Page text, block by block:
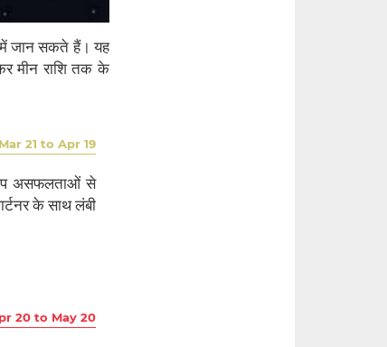
जान सकते हैं। यह
मीन राशि तक के
Mar 21 to Apr 19
असफलताओं से
के साथ लंबी
20 to May 20